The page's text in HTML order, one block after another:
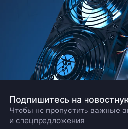
Подпишитесь на
Чтобы не пропустить важные
и спецпредложения